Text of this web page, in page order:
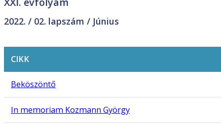
2022. / 02. lapszám / Június
CIKK
Beköszöntő
In memoriam Kozmann György